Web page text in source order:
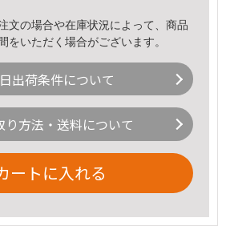
文の場合や在庫状況によって、商品
をいただく場合がございます。
出荷条件について
り方法・送料について
ートに入れる